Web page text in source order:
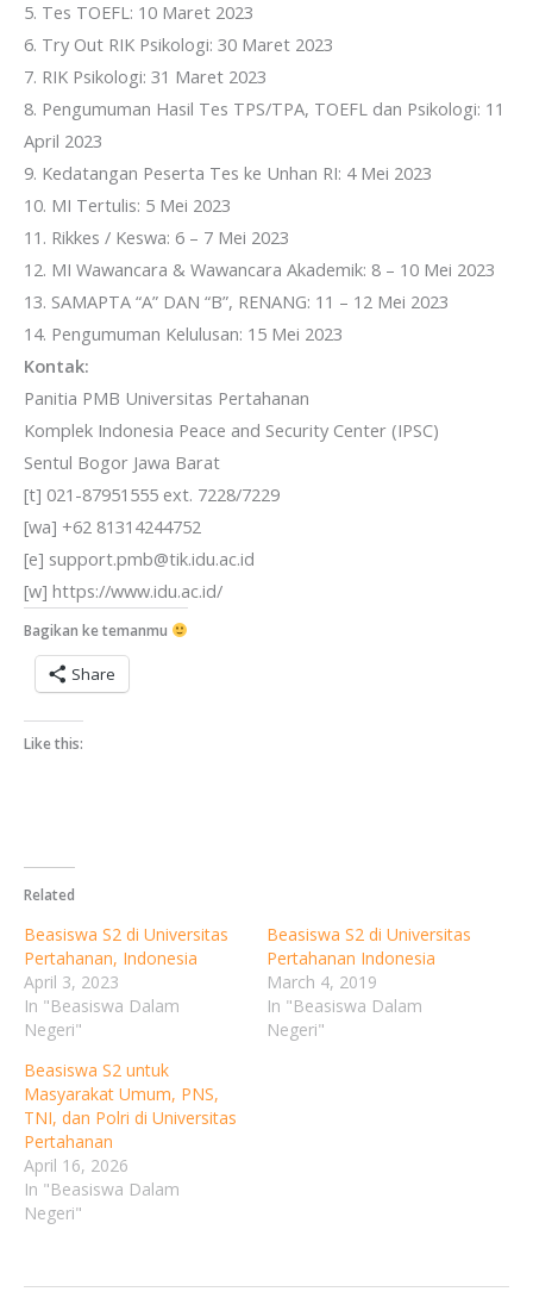
5. Tes TOEFL: 10 Maret 2023
6. Try Out RIK Psikologi: 30 Maret 2023
7. RIK Psikologi: 31 Maret 2023
8. Pengumuman Hasil Tes TPS/TPA, TOEFL dan Psikologi: 11
April 2023
9. Kedatangan Peserta Tes ke Unhan RI: 4 Mei 2023
10. MI Tertulis: 5 Mei 2023
11. Rikkes / Keswa: 6 – 7 Mei 2023
12. MI Wawancara & Wawancara Akademik: 8 – 10 Mei 2023
13. SAMAPTA “A” DAN “B”, RENANG: 11 – 12 Mei 2023
14. Pengumuman Kelulusan: 15 Mei 2023
Kontak:
Panitia PMB Universitas Pertahanan
Komplek Indonesia Peace and Security Center (IPSC)
Sentul Bogor Jawa Barat
[t] 021-87951555 ext. 7228/7229
[wa] +62 81314244752
[e] support.pmb@tik.idu.ac.id
[w] https://www.idu.ac.id/
Bagikan ke temanmu
Share
Like this:
Related
Beasiswa S2 di Universitas
Pertahanan, Indonesia
April 3, 2023
In "Beasiswa Dalam
Negeri"
Beasiswa S2 di Universitas
Pertahanan Indonesia
March 4, 2019
In "Beasiswa Dalam
Negeri"
Beasiswa S2 untuk
Masyarakat Umum, PNS,
TNI, dan Polri di Universitas
Pertahanan
April 16, 2026
In "Beasiswa Dalam
Negeri"